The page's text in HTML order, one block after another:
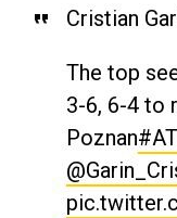
Cristian
The top
3-6, 6-4 to
Poznan